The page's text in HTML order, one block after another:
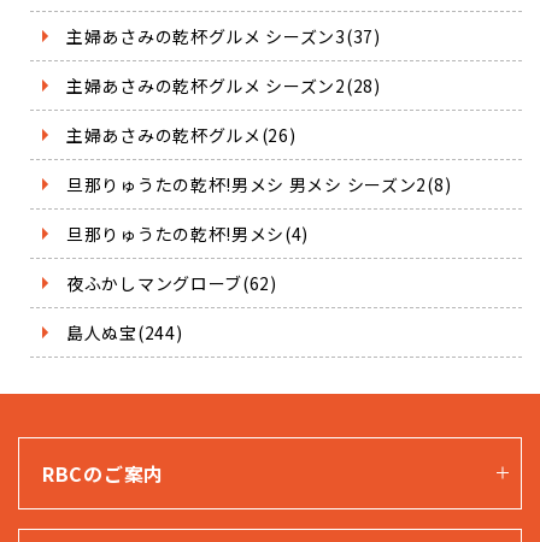
主婦あさみの乾杯グルメ シーズン3(37)
主婦あさみの乾杯グルメ シーズン2(28)
主婦あさみの乾杯グルメ(26)
旦那りゅうたの乾杯!男メシ 男メシ シーズン2(8)
旦那りゅうたの乾杯!男メシ(4)
夜ふかしマングローブ(62)
島人ぬ宝(244)
RBCのご案内